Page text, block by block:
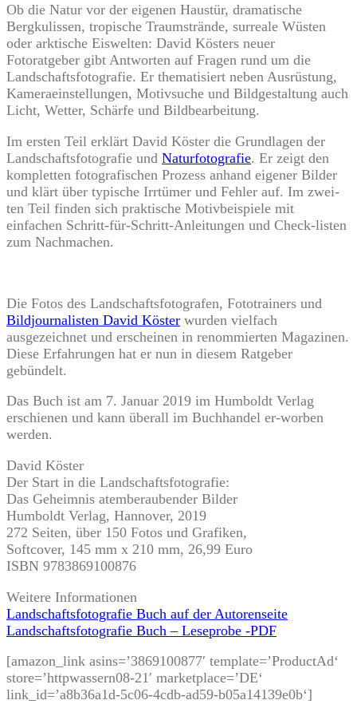
Ob die Natur vor der eigenen Haustür, dramatische
Bergkulissen, tropische Traumstrände, surreale Wüsten
oder arktische Eiswelten: David Kösters neuer
Fotoratgeber gibt Antworten auf Fragen rund um die
Landschaftsfotografie. Er thematisiert neben Ausrüstung,
Kameraeinstellungen, Motivsuche und Bildgestaltung auch
Licht, Wetter, Schärfe und Bildbearbeitung.
Im ersten Teil erklärt David Köster die Grundlagen der
Landschaftsfotografie und Naturfotografie. Er zeigt den
kompletten fotografischen Prozess anhand eigener Bilder
und klärt über typische Irrtümer und Fehler auf. Im zwei-
ten Teil finden sich praktische Motivbeispiele mit
einfachen Schritt-für-Schritt-Anleitungen und Check-listen
zum Nachmachen.
Die Fotos des Landschaftsfotografen, Fototrainers und
Bildjournalisten David Köster wurden vielfach
ausgezeichnet und erscheinen in renommierten Magazinen.
Diese Erfahrungen hat er nun in diesem Ratgeber
gebündelt.
Das Buch ist am 7. Januar 2019 im Humboldt Verlag
erschienen und kann überall im Buchhandel er-worben
werden.
David Köster
Der Start in die Landschaftsfotografie:
Das Geheimnis atemberaubender Bilder
Humboldt Verlag, Hannover, 2019
272 Seiten, über 150 Fotos und Grafiken,
Softcover, 145 mm x 210 mm, 26,99 Euro
ISBN 9783869100876
Weitere Informationen
Landschaftsfotografie Buch auf der Autorenseite
Landschaftsfotografie Buch – Leseprobe -PDF
[amazon_link asins=’3869100877′ template=’ProductAd‘
store=’httpwassern08-21′ marketplace=’DE‘
link_id=’a8b36a1d-5c06-4cdb-ad59-b05a14139e0b‘]